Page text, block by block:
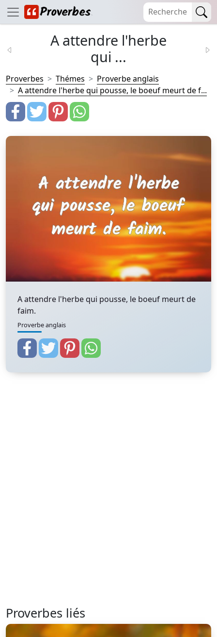
A attendre l'herbe
qui ...
Proverbes Thémes
Proverbe anglais
A attendre l'herbe qui pousse, le boeuf meurt de f...
A attendre l'herbe qui pousse, le boeuf meurt de
faim.
Proverbe anglais
Proverbes liés